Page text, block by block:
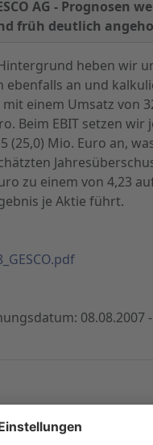
AG - Prognosen
früh deutlich
heben wir
ebenfalls an und
einem Umsatz von
Beim EBIT setzen wir
(25,0) Mio. Euro an,
zu einem von 4,23
je Aktie führt.
08.08.2007
GSC Research GmbH